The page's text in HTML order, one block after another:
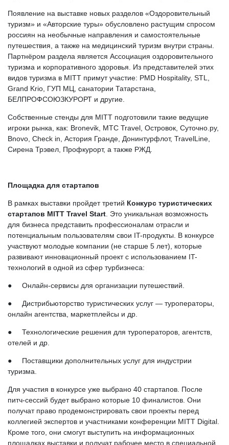
Появление на выставке новых разделов «Оздоровительный
туризм» и «Авторские туры» обусловлено растущим спросом
россиян на необычные направления и самостоятельные
путешествия, а также на медицинский туризм внутри страны.
Партнёром раздела является Ассоциация оздоровительного
туризма и корпоративного здоровья. Из представителей этих
видов туризма в MITT примут участие: PMD Hospitality, STL,
Grand Krio, ГУП МЦ санатории Татарстана,
БЕЛПРОФСОЮЗКУРОРТ и другие.
Собственные стенды для MITT подготовили такие ведущие
игроки рынка, как: Bronevik, МТС Travel , Островок, Суточно.ру,
Bnovo Check in , Астория Гранде, Донинтурфлот, TravelLine,
Сирена Трэвел, Профкурорт, а также РЖД
Площадка для стартапов
В рамках выставки пройдет третий Конкурс туристических
стартапов MITT Travel Start . Это уникальная возможность
для бизнеса представить профессионалам отрасли и
потенциальным пользователям свои IT-продукты. В конкурсе
участвуют молодые компании (не старше 5 лет), которые
развивают инновационный проект с использованием IT-
технологий в одной из сфер турбизнеса:
● Онлайн-сервисы для организации путешествий.
● Дистрибьюторство туристических услуг — туроператоры,
онлайн агентства, маркетплейсы и др.
● Технологические решения для туроператоров, агентств,
отелей и др.
● Поставщики дополнительных услуг для индустрии
туризма.
Для участия в конкурсе уже выбрано 40 стартапов. После
питч-сессий будет выбрано которые 10 финалистов. Они
получат право продемонстрировать свои проекты перед
коллегией экспертов и участниками конференции MITT Digital.
Кроме того, они смогут выступить на информационных
площадках выставки и получат рабочее место в специальной